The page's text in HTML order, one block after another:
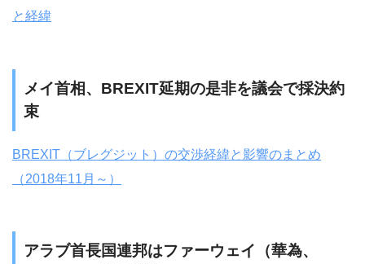
と経緯
メイ首相、BREXIT延期の是非を議会で採決約
束
BREXIT（ブレグジット）の交渉経緯と影響のまとめ
（2018年11月～）
アラブ首長国連邦はファーウェイ（華為、